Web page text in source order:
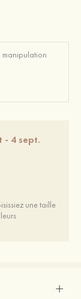
- 4 sept.
une taille